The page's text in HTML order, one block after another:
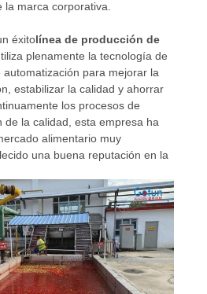
marca corporativa.
éxitolínea de producción de
plenamente la tecnología de
para mejorar la
estabilizar la calidad y ahorrar
los procesos de
de la calidad, esta empresa ha
alimentario muy
una buena reputación en la